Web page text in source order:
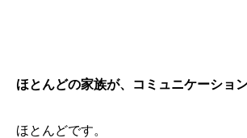
ほとんどの家族が、コミュニケーション
ほとんどです。